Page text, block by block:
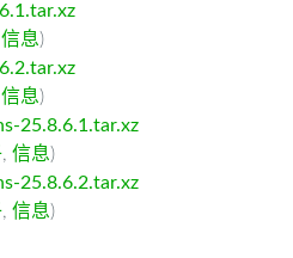
信息)
信息)
25.8.6.1.tar.xz
, 信息)
25.8.6.2.tar.xz
, 信息)